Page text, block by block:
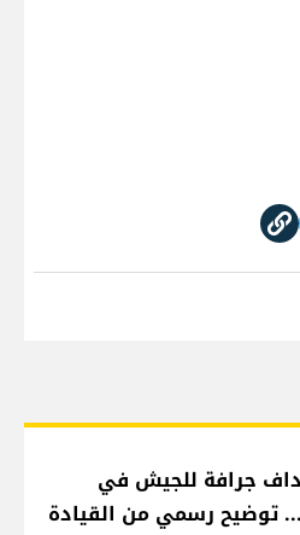
جرافة للجيش في
توضيح رسمي من القيادة